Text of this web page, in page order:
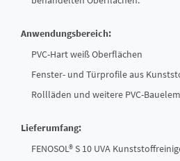
Anwendungsbereich:
PVC-Hart weiß Oberflächen
Fenster- und Türprofile aus
Rollläden und weitere PVC-
Lieferumfang:
FENOSOL® S 10 UVA